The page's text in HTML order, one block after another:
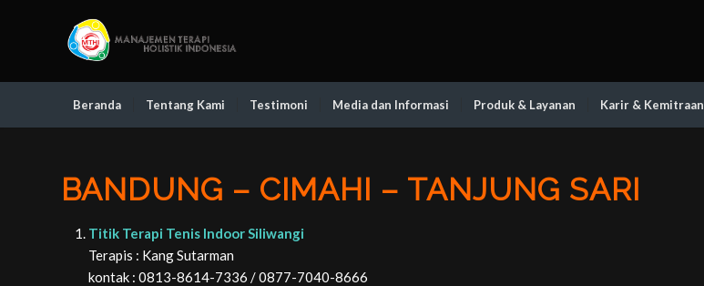
Beranda Tentang Kami Testimoni Media dan Informasi Produk & Layanan Karir & Kemitraan
BANDUNG – CIMAHI – TANJUNG SARI
Titik Terapi Tenis Indoor Siliwangi
Terapis : Kang Sutarman
kontak : 0813-8614-7336 / 0877-7040-8666